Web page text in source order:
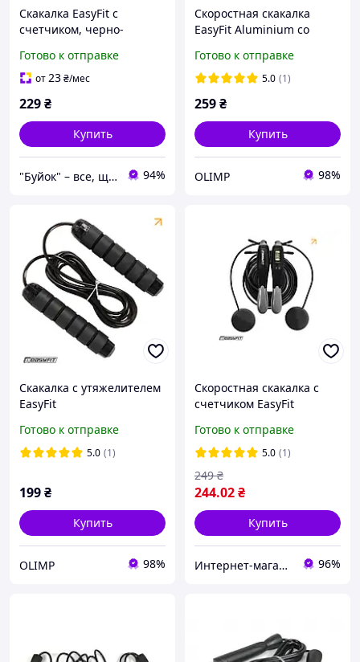
Скакалка EasyFit с
счетчиком, черно-
тренировок.
Готово к отправке
от23₴/мес
229₴
Купить
"Буйок" – все, що треба: спорт, гаджети, взуття 94%
Скоростная скакалка
EasyFit Aluminium со
алюминиевыми ручками
серая
Готово к отправке
5.0 (1)
259₴
Купить
OLIMP 98%
Скакалка с утяжелителем
EasyFit
Готово к отправке
5.0 (1)
199₴
Купить
OLIMP 98%
Скоростная скакалка с
счетчиком EasyFit
серая (изифит)
Готово к отправке
5.0 (1)
244.02₴
249 ₴
Купить
Интернет-магазин крутых товаров КРУТО! 96%